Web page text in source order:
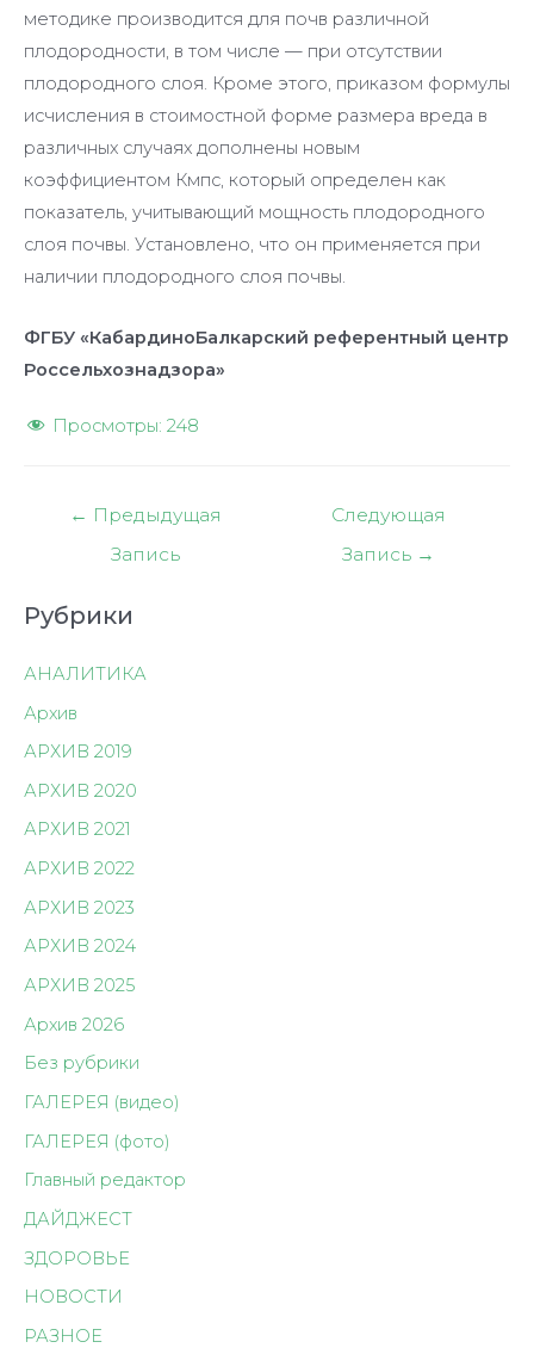
методике производится для почв различной
плодородности, в том числе — при отсутствии
плодородного слоя. Кроме этого, приказом формулы
исчисления в стоимостной форме размера вреда в
различных случаях дополнены новым
коэффициентом Кмпс, который определен как
показатель, учитывающий мощность плодородного
слоя почвы. Установлено, что он применяется при
наличии плодородного слоя почвы.
ФГБУ «КабардиноБалкарский референтный центр
Россельхознадзора»
Просмотры: 248
Навигация
← Предыдущая
Запись
Следующая
Запись →
Рубрики
АНАЛИТИКА
Архив
АРХИВ 2019
АРХИВ 2020
АРХИВ 2021
АРХИВ 2022
АРХИВ 2023
АРХИВ 2024
АРХИВ 2025
Архив 2026
Без рубрики
ГАЛЕРЕЯ (видео)
ГАЛЕРЕЯ (фото)
Главный редактор
ДАЙДЖЕСТ
ЗДОРОВЬЕ
НОВОСТИ
РАЗНОЕ